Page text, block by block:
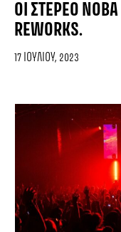
ΟΙ ΣΤΕΡΕΟ
REWORKS.
17 ΙΟΥΛΊΟΥ, 2023